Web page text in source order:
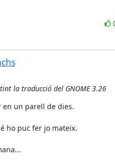
la traducció del GNOME 3.26
en un parell de dies.
ho puc fer jo mateix.